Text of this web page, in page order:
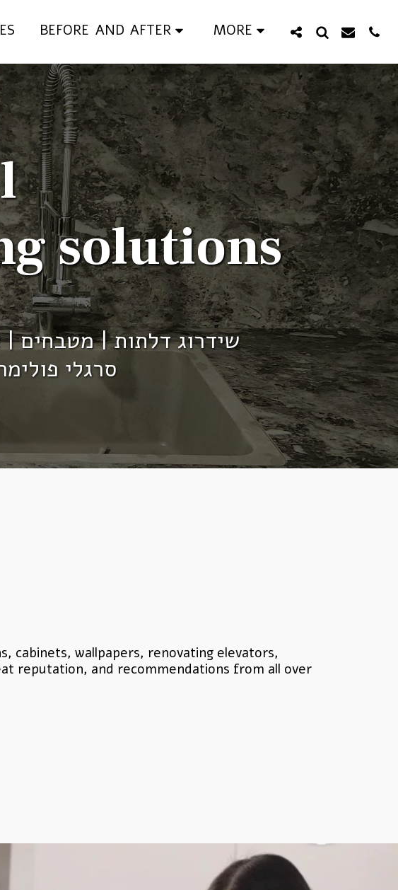
BEFORE AND AFTER MORE
solutions
שידרוג דלתות | מטבחים | ארונות | מקררים | טפט לקיר | חיפוי מקלחות ​
סרגלי
reputation, and recommendations from all over